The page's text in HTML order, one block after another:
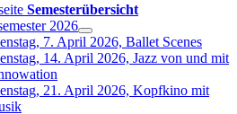
Semesterübersicht
2026
7. April 2026, Ballet Scenes
14. April 2026, Jazz von und mit
21. April 2026, Kopfkino mit